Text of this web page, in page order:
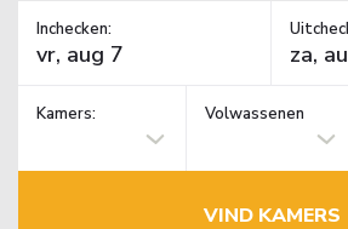
Inchecken:
Kamers: Volwassenen
VIND KAMERS